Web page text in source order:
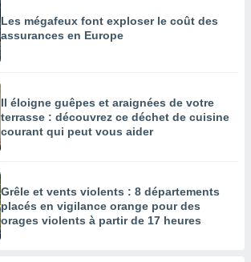
Les mégafeux font exploser le coût des
assurances en Europe
Il éloigne guêpes et araignées de votre
terrasse : découvrez ce déchet de cuisine
courant qui peut vous aider
Grêle et vents violents : 8 départements
placés en vigilance orange pour des
orages violents à partir de 17 heures